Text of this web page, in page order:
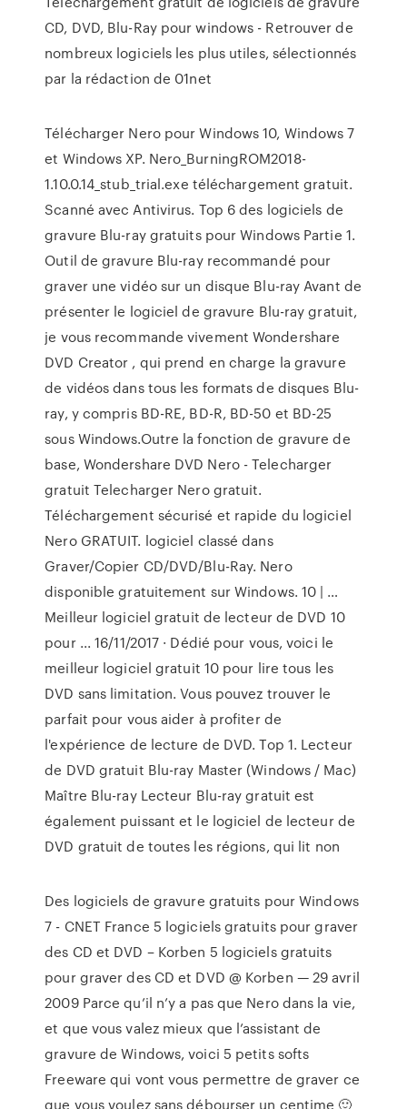
CD, DVD, Blu-Ray pour windows - Retrouver de
nombreux logiciels les plus utiles, sélectionnés
par la rédaction de 01net
Télécharger Nero pour Windows 10, Windows 7
et Windows XP. Nero_BurningROM2018-
1.10.0.14_stub_trial.exe téléchargement gratuit.
Scanné avec Antivirus. Top 6 des logiciels de
gravure Blu-ray gratuits pour Windows Partie 1.
Outil de gravure Blu-ray recommandé pour
graver une vidéo sur un disque Blu-ray Avant de
présenter le logiciel de gravure Blu-ray gratuit,
je vous recommande vivement Wondershare
DVD Creator , qui prend en charge la gravure
de vidéos dans tous les formats de disques Blu-
ray, y compris BD-RE, BD-R, BD-50 et BD-25
sous Windows.Outre la fonction de gravure de
base, Wondershare DVD Nero - Telecharger
gratuit Telecharger Nero gratuit.
Téléchargement sécurisé et rapide du logiciel
Nero GRATUIT. logiciel classé dans
Graver/Copier CD/DVD/Blu-Ray. Nero
disponible gratuitement sur Windows. 10 | …
Meilleur logiciel gratuit de lecteur de DVD 10
pour ... 16/11/2017 · Dédié pour vous, voici le
meilleur logiciel gratuit 10 pour lire tous les
DVD sans limitation. Vous pouvez trouver le
parfait pour vous aider à profiter de
l'expérience de lecture de DVD. Top 1. Lecteur
de DVD gratuit Blu-ray Master (Windows / Mac)
Maître Blu-ray Lecteur Blu-ray gratuit est
également puissant et le logiciel de lecteur de
DVD gratuit de toutes les régions, qui lit non
Des logiciels de gravure gratuits pour Windows
7 - CNET France 5 logiciels gratuits pour graver
des CD et DVD – Korben 5 logiciels gratuits
pour graver des CD et DVD @ Korben — 29 avril
2009 Parce qu’il n’y a pas que Nero dans la vie,
et que vous valez mieux que l’assistant de
gravure de Windows, voici 5 petits softs
Freeware qui vont vous permettre de graver ce
que vous voulez sans débourser un centime 🙂